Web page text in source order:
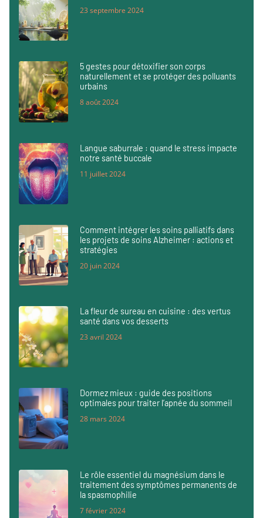
23 septembre 2024
5 gestes pour détoxifier son corps
naturellement et se protéger des polluants
urbains
8 août 2024
Langue saburrale : quand le stress impacte
notre santé buccale
11 juillet 2024
Comment intégrer les soins palliatifs dans
les projets de soins Alzheimer : actions et
stratégies
20 juin 2024
La fleur de sureau en cuisine : des vertus
santé dans vos desserts
23 avril 2024
Dormez mieux : guide des positions
optimales pour traiter l’apnée du sommeil
28 mars 2024
Le rôle essentiel du magnésium dans le
traitement des symptômes permanents de
la spasmophilie
7 février 2024